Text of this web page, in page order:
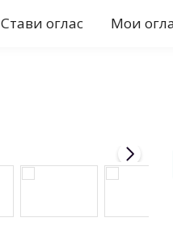
Стави оглас Мои